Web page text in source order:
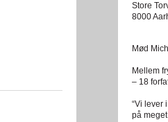
Store
8000
Mød
Mellem
– 18
“Vi lever
på